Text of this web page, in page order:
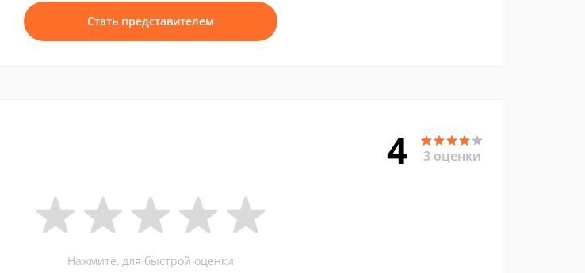
Стать представителем
4 3 оценки
Нажмите, для быстрой оценки